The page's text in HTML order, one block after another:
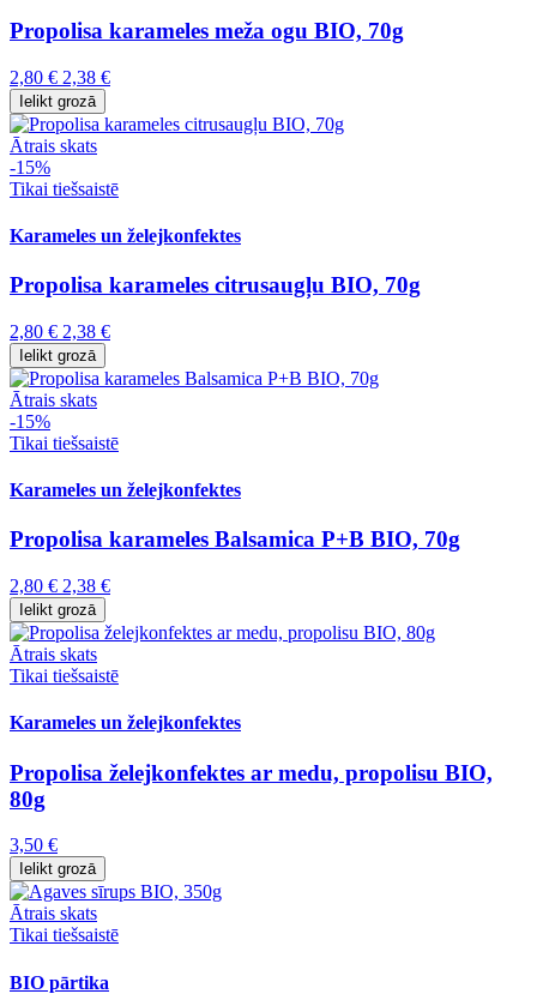
Propolisa karameles meža ogu BIO, 70g
2,80 € 2,38 €
Ielikt grozā
Ātrais skats
-15%
Tikai tiešsaistē
Karameles un želejkonfektes
Propolisa karameles citrusaugļu BIO, 70g
2,80 € 2,38 €
Ielikt grozā
Ātrais skats
-15%
Tikai tiešsaistē
Karameles un želejkonfektes
Propolisa karameles Balsamica P+B BIO, 70g
2,80 € 2,38 €
Ielikt grozā
Ātrais skats
Tikai tiešsaistē
Karameles un želejkonfektes
Propolisa želejkonfektes ar medu, propolisu BIO,
80g
3,50 €
Ielikt grozā
Ātrais skats
Tikai tiešsaistē
BIO pārtika